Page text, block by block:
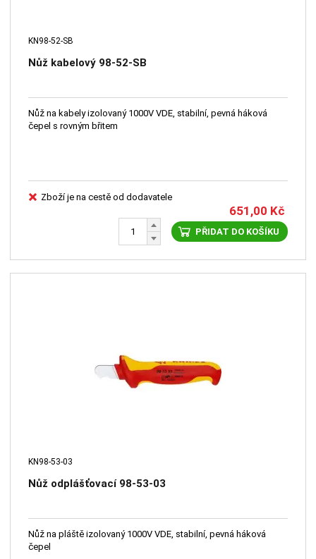
KN98-52-SB
Nůž kabelový 98-52-SB
Nůž na kabely izolovaný 1000V VDE, stabilní, pevná háková
čepel s rovným břitem
Zboží je na cestě od dodavatele
651,00 Kč
PŘIDAT DO KOŠÍKU
KN98-53-03
Nůž odplášťovací 98-53-03
Nůž na pláště izolovaný 1000V VDE, stabilní, pevná háková
čepel